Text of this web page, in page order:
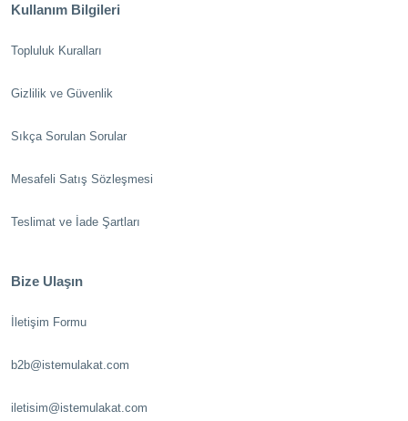
Kullanım Bilgileri
Topluluk Kuralları
Gizlilik ve Güvenlik
Sıkça Sorulan Sorular
Mesafeli Satış Sözleşmesi
Teslimat ve İade Şartları
Bize Ulaşın
İletişim Formu
b2b@istemulakat.com
iletisim@istemulakat.com